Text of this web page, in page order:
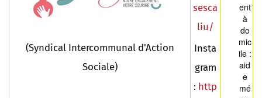
(Syndical Intercommunal d'Action
Sociale)
sesca
liu/
Insta
gram
: http
ent
à
do
mic
ile :
aid
e
mé